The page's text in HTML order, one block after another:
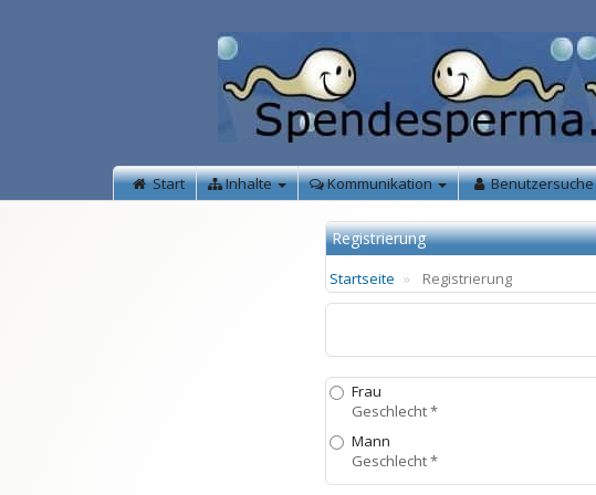
Start Inhalte Kommunikation Benutzersuche
Registrierung
Startseite Registrierung
Frau
Geschlecht *
Mann
Geschlecht *